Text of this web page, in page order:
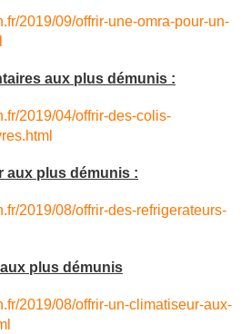
2019/09/offrir-une-omra-pour-un-
aux plus démunis :
2019/04/offrir-des-colis-
aux plus démunis :
2019/08/offrir-des-refrigerateurs-
plus démunis
2019/08/offrir-un-climatiseur-aux-